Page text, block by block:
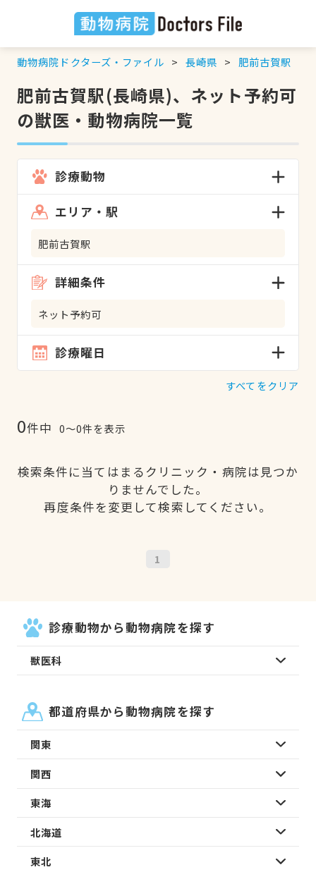
動物病院ドクターズ・ファイル 長崎県 肥前古賀駅
肥前古賀駅(長崎県)、ネット予約可
の獣医・動物病院一覧
診療動物
エリア・駅
肥前古賀駅
詳細条件
ネット予約可
診療曜日
すべてをクリア
0件中 0〜0件を表示
検索条件に当てはまるクリニック・病院は見つか
りませんでした。
再度条件を変更して検索してください。
1
診療動物から動物病院を探す
獣医科
都道府県から動物病院を探す
関東
関西
東海
北海道
東北